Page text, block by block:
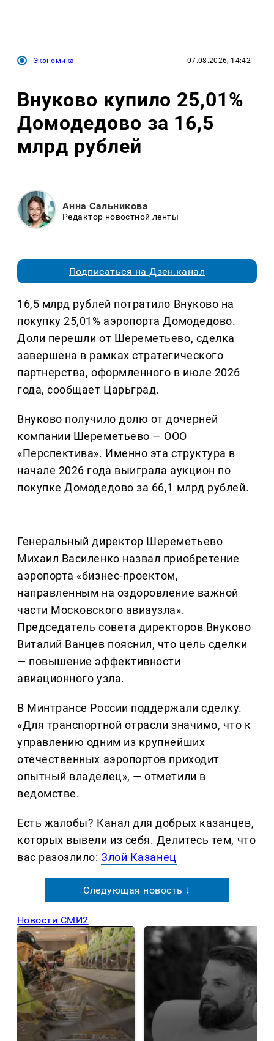
Экономика 07.08.2026, 14:42
Внуково купило 25,01%
Домодедово за 16,5
млрд рублей
Анна Сальникова
Редактор новостной ленты
Подписаться на Дзен.канал
16,5 млрд рублей потратило Внуково на
покупку 25,01% аэропорта Домодедово.
Доли перешли от Шереметьево, сделка
завершена в рамках стратегического
партнерства, оформленного в июле 2026
года, сообщает Царьград.
Внуково получило долю от дочерней
компании Шереметьево — ООО
«Перспектива». Именно эта структура в
начале 2026 года выиграла аукцион по
покупке Домодедово за 66,1 млрд рублей.
Генеральный директор Шереметьево
Михаил Василенко назвал приобретение
аэропорта «бизнес-проектом,
направленным на оздоровление важной
части Московского авиаузла».
Председатель совета директоров Внуково
Виталий Ванцев пояснил, что цель сделки
— повышение эффективности
авиационного узла.
В Минтрансе России поддержали сделку.
«Для транспортной отрасли значимо, что к
управлению одним из крупнейших
отечественных аэропортов приходит
опытный владелец», — отметили в
ведомстве.
Есть жалобы? Канал для добрых казанцев,
которых вывели из себя. Делитеcь тем, что
вас разозлило:Злой Казанец
Следующая новость ↓
Новости СМИ2